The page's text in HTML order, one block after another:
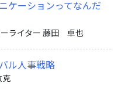
ケーションってなんだ
ーライター 藤田 卓也
ル人事戦略
克